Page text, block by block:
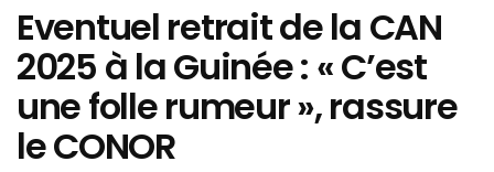
Eventuel retrait de la CAN
2025 à la Guinée : « C’est
une folle rumeur », rassure
le CONOR